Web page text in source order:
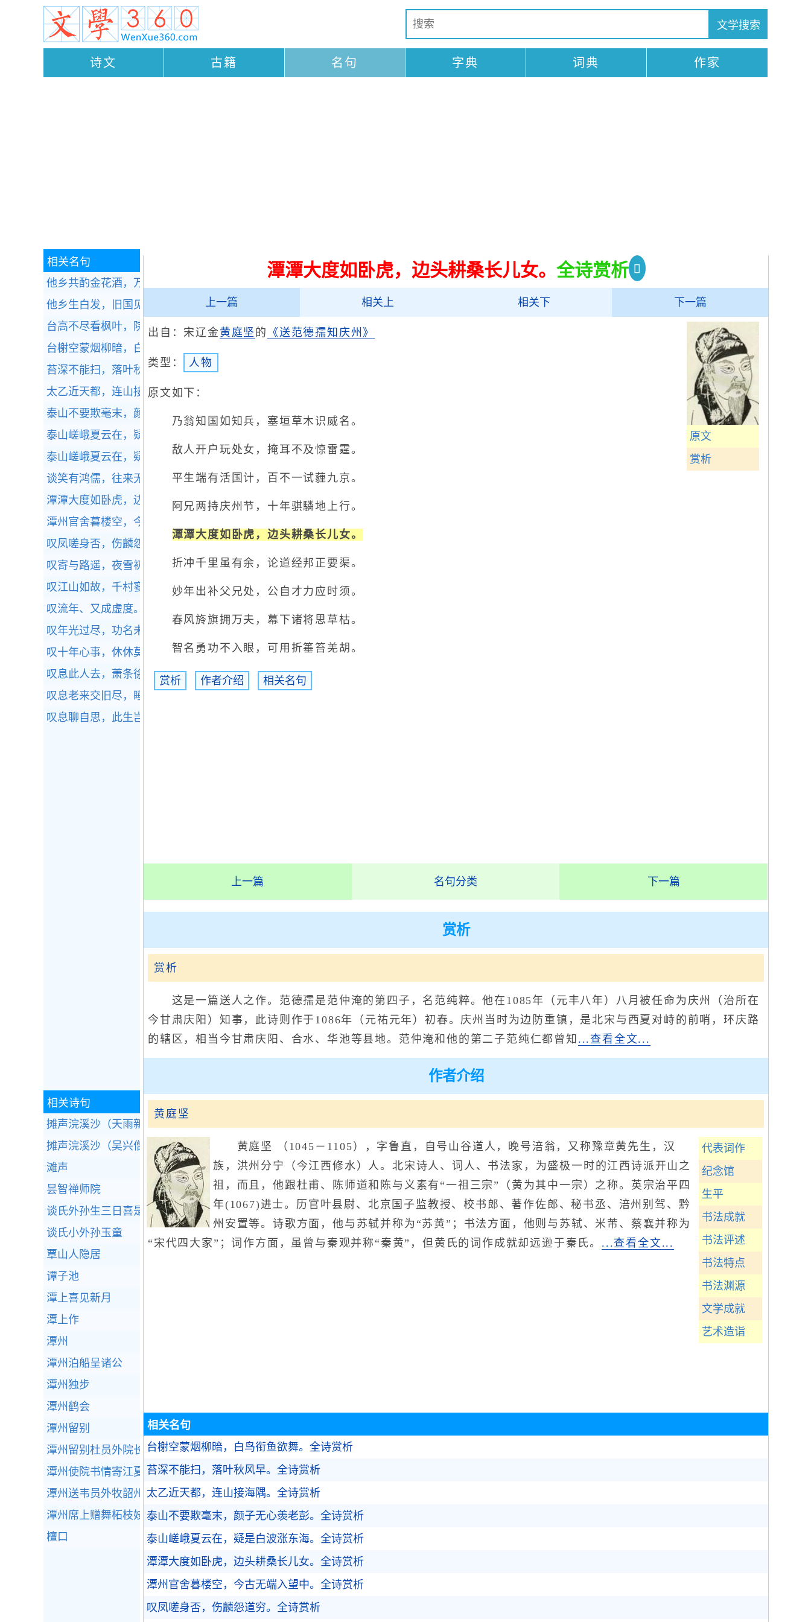
诗文 古籍 名句 字典 词典 作家
潭潭大度如卧虎，边头耕桑长儿女。 全诗赏析
上一篇 相关上 相关下 下一篇
原文
赏析
出自：宋辽金黄庭坚 的 《送范德孺知庆州》
类型： 人物
原文如下：
乃翁知国如知兵，塞垣草木识威名。
敌人开户玩处女，掩耳不及惊雷霆。
平生端有活国计，百不一试薶九京。
阿兄两持庆州节，十年骐驎地上行。
潭潭大度如卧虎，边头耕桑长儿女。
折冲千里虽有余，论道经邦正要渠。
妙年出补父兄处，公自才力应时须。
春风旍旗拥万夫，幕下诸将思草枯。
智名勇功不入眼，可用折箠笞羌胡。
赏析 作者介绍 相关名句
上一篇 名句分类 下一篇
赏析
赏析
这是一篇送人之作。范德孺是范仲淹的第四子，名范纯粹。他在1085年（元丰八年）八月被任命为庆州（治所在
今甘肃庆阳）知事，此诗则作于1086年（元祐元年）初春。庆州当时为边防重镇，是北宋与西夏对峙的前哨，环庆路
的辖区，相当今甘肃庆阳、合水、华池等县地。范仲淹和他的第二子范纯仁都曾知 ...查看全文...
作者介绍
黄庭坚
代表词作
纪念馆
生平
书法成就
书法评述
书法特点
书法渊源
文学成就
艺术造诣
黄庭坚 （1045－1105），字鲁直，自号山谷道人，晚号涪翁，又称豫章黄先生，汉
族，洪州分宁（今江西修水）人。北宋诗人、词人、书法家，为盛极一时的江西诗派开山之
祖，而且，他跟杜甫、陈师道和陈与义素有“一祖三宗”（黄为其中一宗）之称。英宗治平四
年(1067)进士。历官叶县尉、北京国子监教授、校书郎、著作佐郎、秘书丞、涪州别驾、黔
州安置等。诗歌方面，他与苏轼并称为“苏黄”；书法方面，他则与苏轼、米芾、蔡襄并称为
“宋代四大家”；词作方面，虽曾与秦观并称“秦黄”，但黄氏的词作成就却远逊于秦氏。 ...查看全文...
相关名句
台榭空蒙烟柳暗，白鸟衔鱼欲舞。 全诗赏析
苔深不能扫，落叶秋风早。 全诗赏析
太乙近天都，连山接海隅。 全诗赏析
泰山不要欺毫末，颜子无心羡老彭。 全诗赏析
泰山嵯峨夏云在，疑是白波涨东海。 全诗赏析
潭潭大度如卧虎，边头耕桑长儿女。 全诗赏析
潭州官舍暮楼空，今古无端入望中。 全诗赏析
叹凤嗟身否，伤麟怨道穷。 全诗赏析
相关名句
他乡共酌金花酒，万里同悲鸿雁天。
他乡生白发，旧国见青山。
全诗赏析
台高不尽看枫叶，院净何须坐菊花。 全诗赏析
台榭空蒙烟柳暗，白鸟衔鱼欲舞。
苔深不能扫，落叶秋风早。 全诗赏析
太乙近天都，连山接海隅。全诗赏析
泰山不要欺毫末，颜子无心羡老彭。 全诗赏析
泰山嵯峨夏云在，疑是白波涨东海。
泰山嵯峨夏云在，疑是白波涨东海。
全诗赏析
谈笑有鸿儒，往来无白丁。全诗赏析
潭潭大度如卧虎，边头耕桑长儿女。 全诗赏析
潭州官舍暮楼空，今古无端入望中。
叹凤嗟身否，伤麟怨道穷。全诗赏析
叹寄与路遥，夜雪初积。
全诗赏析
叹江山如故，千村寥落。
全诗赏析
叹流年、又成虚度。
叹年光过尽，功名未立，书生老去，机会方来。
叹十年心事，休休莫莫。
全诗赏析
叹息此人去，萧条徐泗空。全诗赏析
叹息老来交旧尽，睡来谁共午瓯茶。
叹息聊自思，此生岂我情。
相关诗句
摊声浣溪沙（天雨新晴，孙使君宴客双石堂，遣官奴试小龙茶）
摊声浣溪沙（吴兴僧舍竹下与王明之饮）
滩声
昙智禅师院
谈氏外孙生三日喜是男偶吟成篇兼戏呈梦得
谈氏小外孙玉童
覃山人隐居
谭子池
潭上喜见新月
潭上作
潭州
潭州泊船呈诸公
潭州独步
潭州鹤会
潭州留别
潭州留别杜员外院长
潭州使院书情寄江夏贺兰副端
潭州送韦员外牧韶州（迢）
潭州席上赠舞柘枝妓
檀口